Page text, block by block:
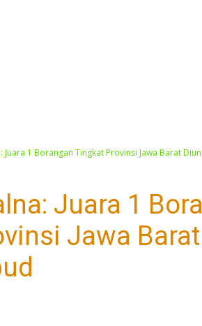
Juara 1 Borangan Tingkat Provinsi Jawa Barat
Juara 1
Jawa